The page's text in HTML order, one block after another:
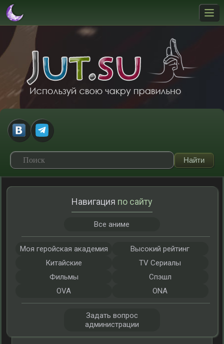
Навигация по сайту
Все аниме
Моя геройская академия
Высокий рейтинг
Китайские
TV Сериалы
Фильмы
Спэшл
OVA
ONA
Задать вопрос
администрации